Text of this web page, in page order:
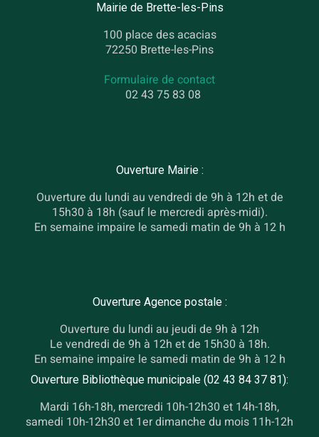
Mairie de Brette-les-Pins
100 place des acacias
72250 Brette-les-Pins
Formulaire de contact
02 43 75 83 08
Ouverture Mairie :
Ouverture du lundi au vendredi de 9h à 12h et de
15h30 à 18h (sauf le mercredi après-midi).
En semaine impaire le samedi matin de 9h à 12 h
Ouverture Agence postale :
Ouverture du lundi au jeudi de 9h à 12h
Le vendredi de 9h à 12h et de 15h30 à 18h.
En semaine impaire le samedi matin de 9h à 12 h
Ouverture Bibliothèque municipale (02 43 84 37 81):
Mardi 16h-18h, mercredi 10h-12h30 et 14h-18h,
samedi 10h-12h30 et 1er dimanche du mois 11h-12h